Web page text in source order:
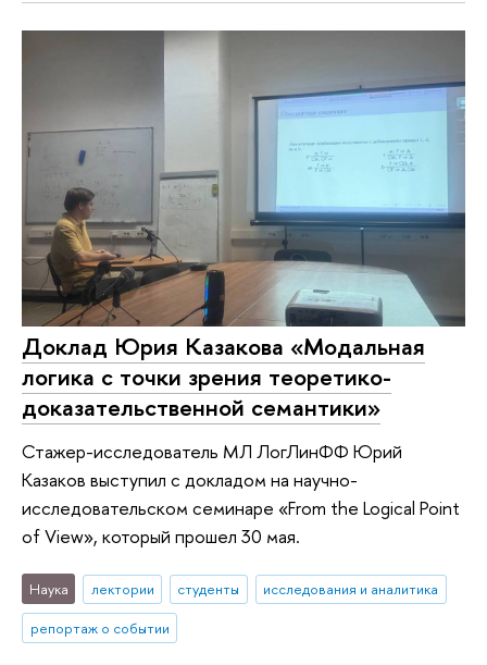
Доклад Юрия Казакова «Модальная
логика с точки зрения теоретико-
доказательственной семантики»‎
Стажер-исследователь МЛ ЛогЛинФФ Юрий
Казаков выступил с докладом на научно-
исследовательском семинаре «From the Logical Point
of View», который прошел 30 мая.
Наука лектории студенты
исследования и аналитика
репортаж о событии